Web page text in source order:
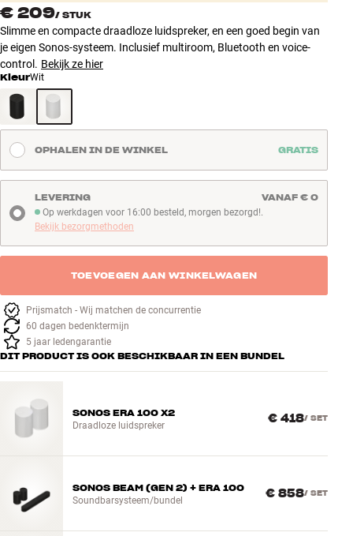
Bouw met geluid
€ 209/ STUK
Slimme en compacte draadloze luidspreker, en een goed begin van
je eigen Sonos-systeem. Inclusief multiroom, Bluetooth en voice-
control. Bekijk ze hier
KleurWit
OPHALEN IN DE WINKEL GRATIS
Op werkdagen voor 16:00 besteld, morgen bezorgd!
Op werkdagen voor 16:00 besteld, morgen bezorgd!.
Bekijk bezorgmethoden
LEVERING VANAF € 0
TOEVOEGEN AAN WINKELWAGEN
Prijsmatch - Wij matchen de concurrentie
60 dagen bedenktermijn
5 jaar ledengarantie
DIT PRODUCT IS OOK BESCHIKBAAR IN EEN BUNDEL
SONOS ERA 100 X2
Draadloze luidspreker
€ 418/ SET
SONOS BEAM (GEN 2) + ERA 100
Soundbarsysteem/bundel
€ 858/ SET